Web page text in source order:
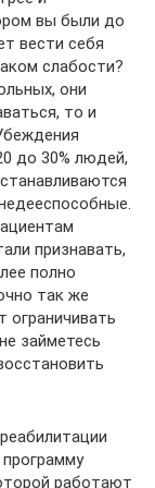
вы были до
вести себя
слабости?
они
то и
до 30% людей,
признавать,
полно
так же
ограничивать
займетесь
работают